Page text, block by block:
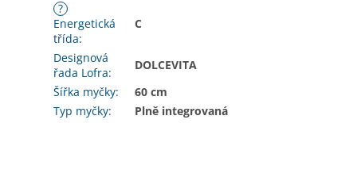
?
Energetická
třída:
C
Designová
řada Lofra:
DOLCEVITA
Šířka myčky:
60 cm
Typ myčky: Plně integrovaná